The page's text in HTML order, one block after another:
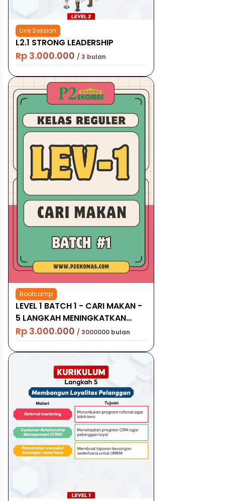
Live Session
L2.1 STRONG LEADERSHIP
Rp 3.000.000 / 3 bulan
Bootcamp
LEVEL 1 BATCH 1 - CARI MAKAN -
5 LANGKAH MENINGKATKAN
OMZET
Rp 3.000.000 / 3000000 bulan